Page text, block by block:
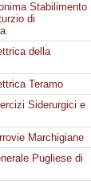
Stabilimento
di
della
Teramo
Siderurgici e
Marchigiane
Pugliese di